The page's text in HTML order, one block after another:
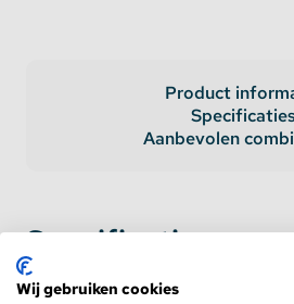
Product
Specificaties
Aanbevolen
Specificaties
AC Input
Wij gebruiken cookies